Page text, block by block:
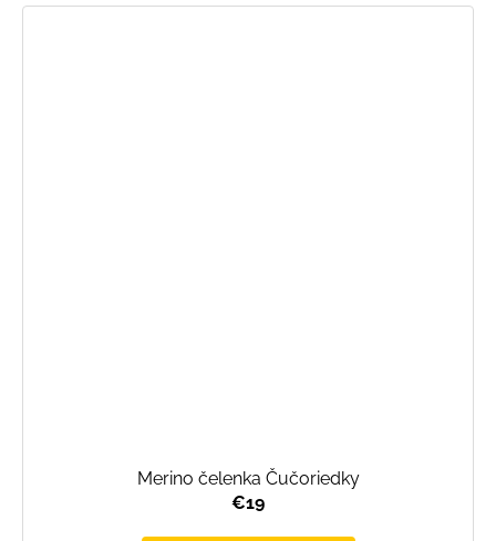
Merino čelenka Čučoriedky
€19